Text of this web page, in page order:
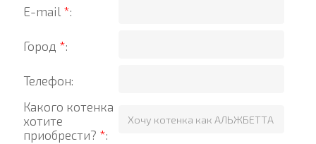
E-mail *:
Город *:
Телефон:
Какого котенка
хотите
приобрести? *: